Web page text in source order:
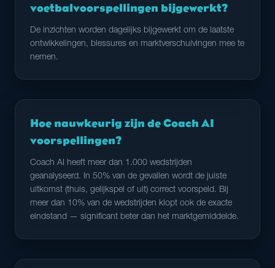
voetbalvoorspellingen bijgewerkt?
De inzichten worden dagelijks bijgewerkt om de laatste
ontwikkelingen, blessures en marktverschuivingen mee te
nemen.
Hoe nauwkeurig zijn de Coach AI
voorspellingen?
Coach AI heeft meer dan 1.000 wedstrijden
geanalyseerd. In 50% van de gevallen wordt de juiste
uitkomst (thuis, gelijkspel of uit) correct voorspeld. Bij
meer dan 10% van de wedstrijden klopt ook de exacte
eindstand — significant beter dan het marktgemiddelde.